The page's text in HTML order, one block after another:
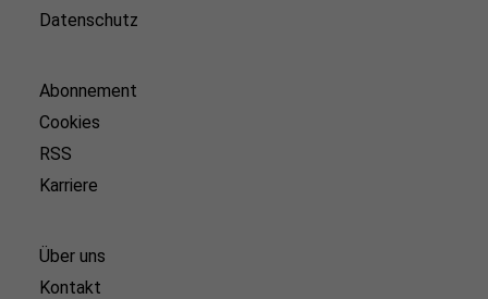
Datenschutz
Abonnement
Cookies
RSS
Karriere
Über uns
Kontakt